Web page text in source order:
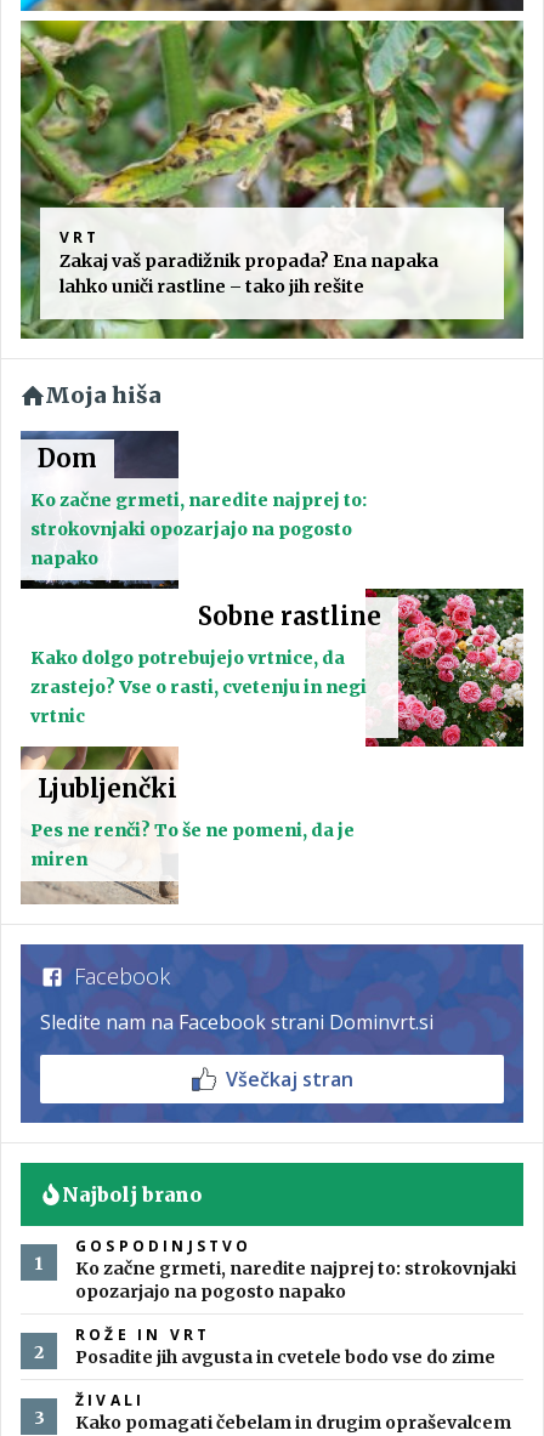
VRT
Zakaj vaš paradižnik propada? Ena napaka
lahko uniči rastline – tako jih rešite
Moja hiša
Dom
Ko začne grmeti, naredite najprej to:
strokovnjaki opozarjajo na pogosto
napako
Sobne rastline
Kako dolgo potrebujejo vrtnice, da
zrastejo? Vse o rasti, cvetenju in negi
vrtnic
Ljubljenčki
Pes ne renči? To še ne pomeni, da je
miren
Facebook
Sledite nam na Facebook strani Dominvrt.si
Všečkaj stran
Najbolj brano
GOSPODINJSTVO
Ko začne grmeti, naredite najprej to: strokovnjaki
opozarjajo na pogosto napako
ROŽE IN VRT
Posadite jih avgusta in cvetele bodo vse do zime
ŽIVALI
Kako pomagati čebelam in drugim opraševalcem